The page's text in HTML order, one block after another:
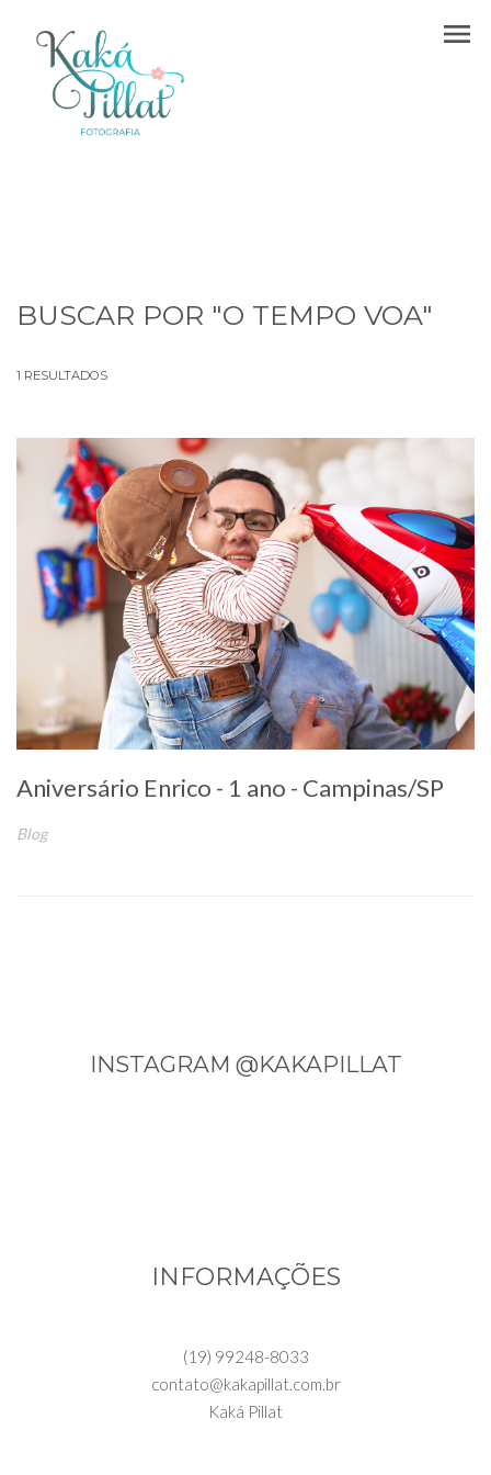
menu
BUSCAR POR "O TEMPO VOA"
1 RESULTADOS
Aniversário Enrico - 1 ano - Campinas/SP
Blog
INSTAGRAM @KAKAPILLAT
INFORMAÇÕES
(19) 99248-8033
contato@kakapillat.com.br
Kaká Pillat